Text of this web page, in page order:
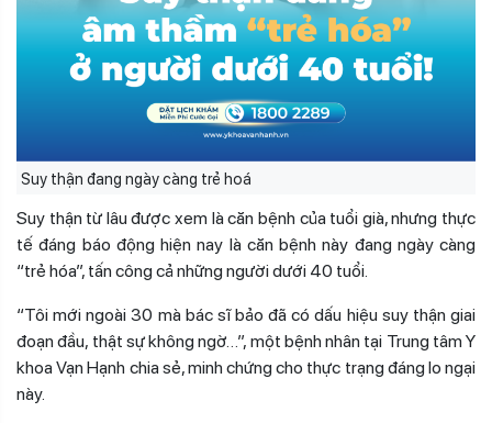
Suy thận đang ngày càng trẻ hoá
Suy thận từ lâu được xem là căn bệnh của tuổi già, nhưng thực
tế đáng báo động hiện nay là căn bệnh này đang ngày càng
“trẻ hóa”, tấn công cả những người dưới 40 tuổi.
“Tôi mới ngoài 30 mà bác sĩ bảo đã có dấu hiệu suy thận giai
đoạn đầu, thật sự không ngờ…”, một bệnh nhân tại Trung tâm Y
khoa Vạn Hạnh chia sẻ, minh chứng cho thực trạng đáng lo ngại
này.